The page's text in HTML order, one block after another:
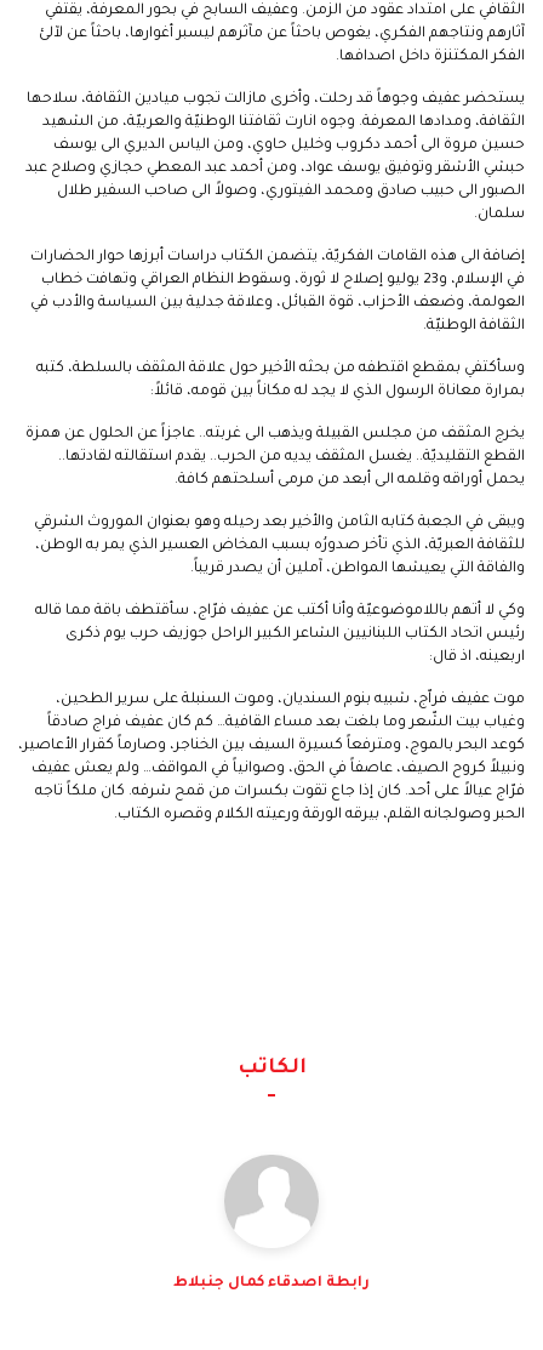
الثقافي على امتداد عقود من الزمن. وعفيف السابح في بحور المعرفة، يقتفي
آثارهم ونتاجهم الفكري، يغوص باحثاً عن مآثرهم ليسبر أغوارها، باحثاً عن لآلئ
الفكر المكتنزة داخل اصدافها.
يستحضر عفيف وجوهاً قد رحلت، وأخرى مازالت تجوب ميادين الثقافة، سلاحها
الثقافة، ومدادها المعرفة. وجوه انارت ثقافتنا الوطنيّة والعربيّة، من الشهيد
حسين مروة الى أحمد دكروب وخليل حاوي، ومن الياس الديري الى يوسف
حبشي الأشقر وتوفيق يوسف عواد، ومن أحمد عبد المعطي حجازي وصلاح عبد
الصبور الى حبيب صادق ومحمد الفيتوري، وصولاً الى صاحب السفير طلال
سلمان.
إضافة الى هذه القامات الفكريّة، يتضمن الكتاب دراسات أبرزها حوار الحضارات
في الإسلام، و23 يوليو إصلاح لا ثورة، وسقوط النظام العراقي وتهافت خطاب
العولمة، وضعف الأحزاب، قوة القبائل، وعلاقة جدلية بين السياسة والأدب في
الثقافة الوطنيّة.
وسأكتفي بمقطع اقتطفه من بحثه الأخير حول علاقة المثقف بالسلطة، كتبه
بمرارة معاناة الرسول الذي لا يجد له مكاناً بين قومه، قائلاً:
يخرج المثقف من مجلس القبيلة ويذهب الى غربته.. عاجزاً عن الحلول عن همزة
القطع التقليديّة.. يغسل المثقف يديه من الحرب.. يقدم استقالته لقادتها..
يحمل أوراقه وقلمه الى أبعد من مرمى أسلحتهم كافة.
ويبقى في الجعبة كتابه الثامن والأخير بعد رحيله وهو بعنوان الموروث الشرقي
للثقافة العبريّة، الذي تأخر صدورُه بسبب المخاض العسير الذي يمر به الوطن،
والفاقة التي يعيشها المواطن، آملين أن يصدر قريباً.
وكي لا أتهم باللاموضوعيّة وأنا أكتب عن عفيف فرّاج، سأقتطف باقة مما قاله
رئيس اتحاد الكتاب اللبنانيين الشاعر الكبير الراحل جوزيف حرب يوم ذكرى
اربعينه، اذ قال:
موت عفيف فراّج، شبيه بنوم السنديان، وموت السنبلة على سرير الطحين،
وغياب بيت الشّعر وما بلغت بعد مساء القافية… كم كان عفيف فراج صادقاً
كوعد البحر بالموج، ومترفعاً كسيرة السيف بين الخناجر، وصارماً كقرار الأعاصير،
ونبيلاً كروح الصيف، عاصفاً في الحق، وصوانياً في المواقف… ولم يعش عفيف
فرّاج عيالاً على أحد. كان إذا جاع تقوت بكسرات من قمح شرفه. كان ملكاً تاجه
الحبر وصولجانه القلم، بيرقه الورقة ورعيته الكلام وقصره الكتاب.
الكاتب
رابطة اصدقاء كمال جنبلاط